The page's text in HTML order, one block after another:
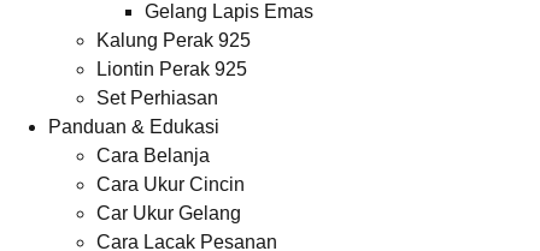
Gelang Lapis Emas
Kalung Perak 925
Liontin Perak 925
Set Perhiasan
Panduan & Edukasi
Cara Belanja
Cara Ukur Cincin
Car Ukur Gelang
Cara Lacak Pesanan